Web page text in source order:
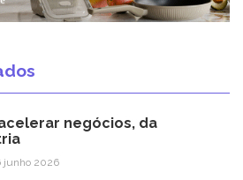
acelerar negócios, da
junho 2026